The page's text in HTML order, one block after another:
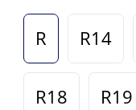
R R14
R18 R19